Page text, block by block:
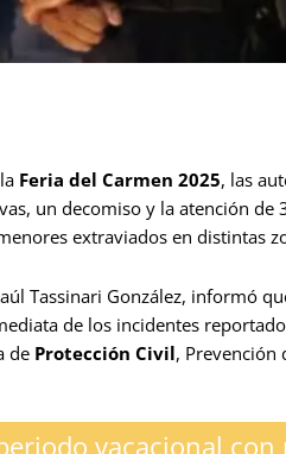
Feria del Carmen 2025, las
un decomiso y la atención de
extraviados en distintas
Tassinari González, informó
de los incidentes
de Protección Civil, Prevención
vacacional con